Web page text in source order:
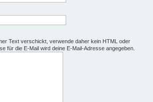
Text verschickt, verwende daher kein HTML oder
für die E-Mail wird deine E-Mail-Adresse angegeben.